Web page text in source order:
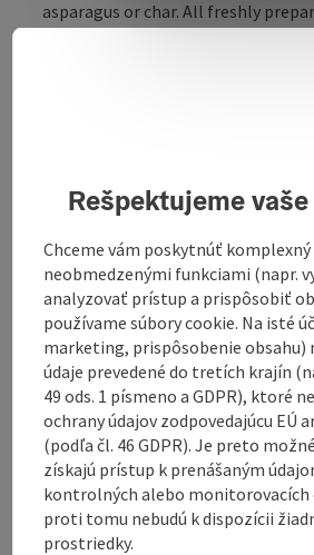
asparagus or char. All freshly
best ingredients from the
Contact
Opening hours
Kitchen
Equipment
Rešpektujeme
Chceme vám poskytnúť
neobmedzenými funkciami (napr.
analyzovať prístup a prispôsobiť
používame súbory cookie. Na isté
marketing, prispôsobenie obsahu)
údaje prevedené do tretích krajín
49 ods. 1 písmeno a GDPR), ktoré
ochrany údajov zodpovedajúcu EÚ
(podľa čl. 46 GDPR). Je preto
získajú prístup k prenášaným
kontrolných alebo monitorovacích
proti tomu nebudú k dispozícii
prostriedky.